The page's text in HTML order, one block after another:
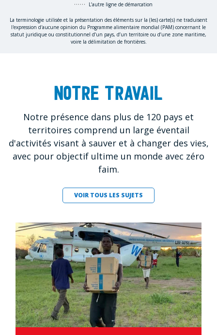
L’autre ligne de démarcation
La terminologie utilisée et la présentation des éléments sur la (les) carte(s) ne traduisent
l'expression d'aucune opinion du Programme alimentaire mondial (PAM) concernant le
statut juridique ou constitutionnel d’un pays, d’un territoire ou d’une zone maritime,
voire la délimitation de frontières.
Notre travail
Notre présence dans plus de 120 pays et
territoires comprend un large éventail
d'activités visant à sauver et à changer des vies,
avec pour objectif ultime un monde avec zéro
faim.
VOIR TOUS LES SUJETS